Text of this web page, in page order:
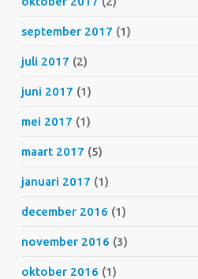
september 2017 (1)
juli 2017 (2)
juni 2017 (1)
mei 2017 (1)
maart 2017 (5)
januari 2017 (1)
december 2016 (1)
november 2016 (3)
oktober 2016 (1)